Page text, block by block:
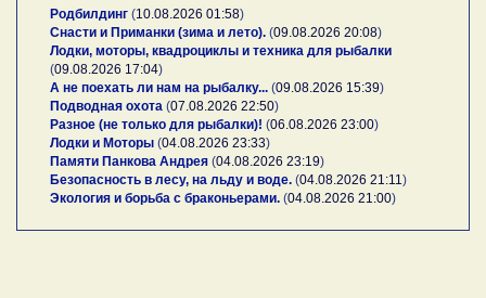
Родбилдинг (10.08.2026 01:58)
Снасти и Приманки (зима и лето). (09.08.2026 20:08)
Лодки, моторы, квадроциклы и техника для рыбалки
(09.08.2026 17:04)
А не поехать ли нам на рыбалку... (09.08.2026 15:39)
Подводная охота (07.08.2026 22:50)
Разное (не только для рыбалки)! (06.08.2026 23:00)
Лодки и Моторы (04.08.2026 23:33)
Памяти Панкова Андрея (04.08.2026 23:19)
Безопасность в лесу, на льду и воде. (04.08.2026 21:11 )
Экология и борьба с браконьерами. (04.08.2026 21:00)